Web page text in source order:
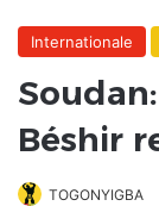
Internationale
Béshir
TOGONYIGBA